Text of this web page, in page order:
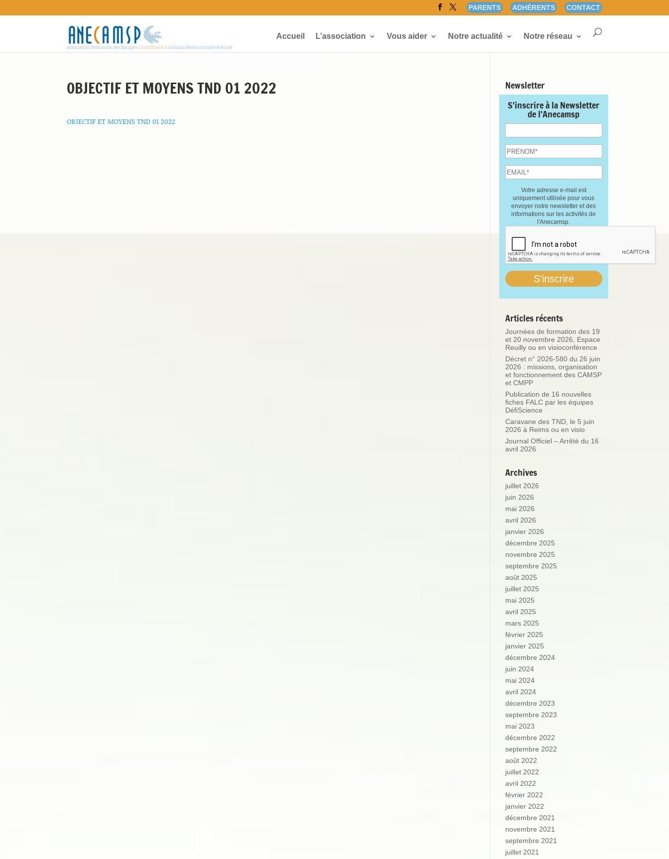
PARENTS ADHÉRENTS CONTACT
Association Nationale des EquipesContribuant àl'action Médico Sociale Précoce
Accueil L’association Vous aider Notre actualité Notre réseau
OBJECTIF ET MOYENS TND 01 2022
OBJECTIF ET MOYENS TND 01 2022
Newsletter
S'inscrire à la Newsletter
de l'Anecamsp
Votre adresse e-mail est
uniquement utilisée pour vous
envoyer notre newsletter et des
informations sur les activités de
l'Anecamsp.
Articles récents
Journées de formation des 19
et 20 novembre 2026, Espace
Reuilly ou en visioconférence
Décret n° 2026-580 du 26 juin
2026 : missions, organisation
et fonctionnement des CAMSP
et CMPP
Publication de 16 nouvelles
fiches FALC par les équipes
DéfiScience
Caravane des TND, le 5 juin
2026 à Reims ou en visio
Journal Officiel – Arrêté du 16
avril 2026
Archives
juillet 2026
juin 2026
mai 2026
avril 2026
janvier 2026
décembre 2025
novembre 2025
septembre 2025
août 2025
juillet 2025
mai 2025
avril 2025
mars 2025
février 2025
janvier 2025
décembre 2024
juin 2024
mai 2024
avril 2024
décembre 2023
septembre 2023
mai 2023
décembre 2022
septembre 2022
août 2022
juillet 2022
avril 2022
février 2022
janvier 2022
décembre 2021
novembre 2021
septembre 2021
juillet 2021